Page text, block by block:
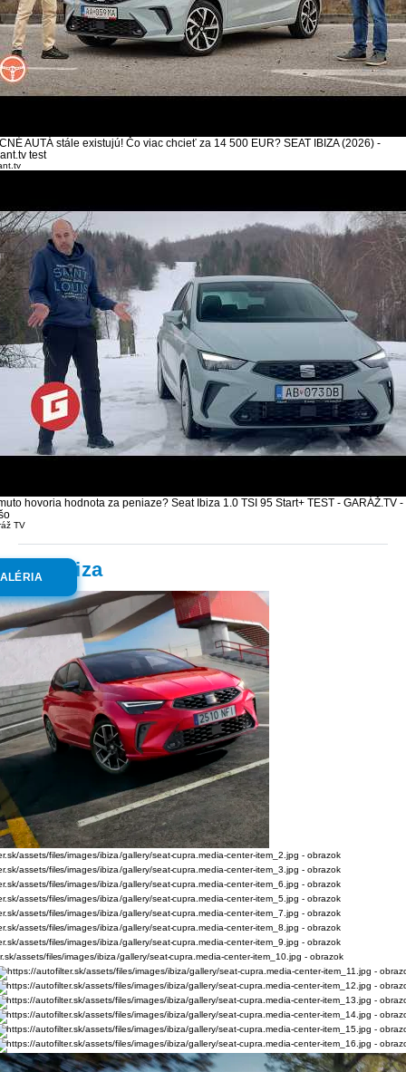
AUTÁ stále existujú! Čo viac chcieť za 14 500 EUR? SEAT IBIZA (2026) -
test
hovoria hodnota za peniaze? Seat Ibiza 1.0 TSI 95 Start+ TEST - GARÁŽ.TV -
TV
Seat Ibiza